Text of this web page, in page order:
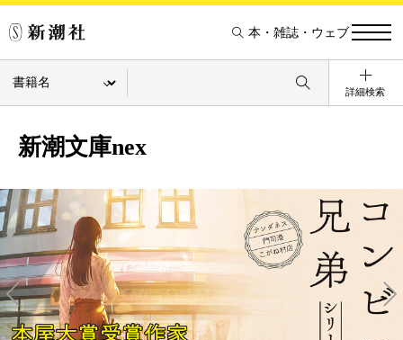
本・雑誌・ウェブ
詳細検索
新潮文庫nex
Pre